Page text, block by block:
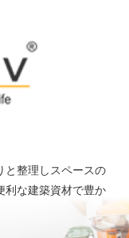
と整理しスペースの
利な建築資材で豊か